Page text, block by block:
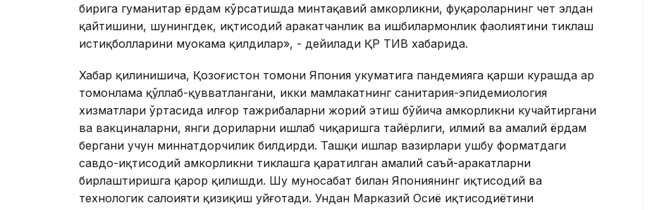
бирига гуманитар ёрдам кўрсатишда минтақавий ҳамкорликни, фуқароларнинг чет элдан
қайтишини, шунингдек, иқтисодий ҳаракатчанлик ва ишбилармонлик фаолиятини тиклаш
истиқболларини муҳокама қилдилар», - дейилади ҚР ТИВ хабарида.
Хабар қилинишича, Қозоғистон томони Япония ҳукуматига пандемияга қарши курашда ҳар
томонлама қўллаб-қувватлангани, икки мамлакатнинг санитария-эпидемиология
хизматлари ўртасида илғор тажрибаларни жорий этиш бўйича ҳамкорликни кучайтиргани
ва вакциналарни, янги дориларни ишлаб чиқаришга тайёрлиги, илмий ва амалий ёрдам
бергани учун миннатдорчилик билдирди. Ташқи ишлар вазирлари ушбу форматдаги
савдо-иқтисодий ҳамкорликни тиклашга қаратилган амалий саъй-ҳаракатларни
бирлаштиришга қарор қилишди. Шу муносабат билан Япониянинг иқтисодий ва
технологик салоҳияти қизиқиш уйғотади. Ундан Марказий Осиё иқтисодиётини